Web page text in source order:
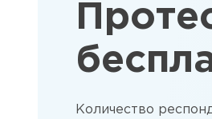
Количество